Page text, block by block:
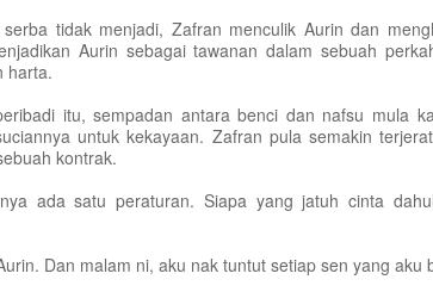
tidak menjadi, Zafran menculik Aurin dan
Aurin sebagai tawanan dalam sebuah
harta.
itu, sempadan antara benci dan nafsu mula
untuk kekayaan. Zafran pula semakin
kontrak.
ada satu peraturan. Siapa yang jatuh cinta
Dan malam ni, aku nak tuntut setiap sen yang aku